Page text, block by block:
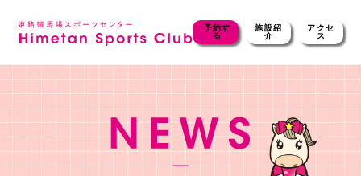
予約す
る
施設紹
介
アクセ
ス